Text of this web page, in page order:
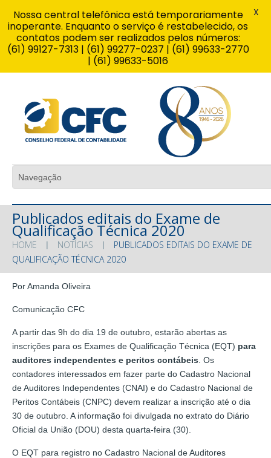
Publicados editais do Exame de
Qualificação Técnica 2020
HOME NOTÍCIAS
PUBLICADOS EDITAIS DO EXAME DE
QUALIFICAÇÃO TÉCNICA 2020
Por Amanda Oliveira
Comunicação CFC
A partir das 9h do dia 19 de outubro, estarão abertas as
inscrições para os Exames de Qualificação Técnica (EQT) para
auditores independentes e peritos contábeis . Os
contadores interessados em fazer parte do Cadastro Nacional
de Auditores Independentes (CNAI) e do Cadastro Nacional de
Peritos Contábeis (CNPC) devem realizar a inscrição até o dia
30 de outubro. A informação foi divulgada no extrato do Diário
Oficial da União (DOU) desta quarta-feira (30).
O EQT para registro no Cadastro Nacional de Auditores
Nossa central telefônica está temporariamente
inoperante. Enquanto o serviço é restabelecido, os
contatos podem ser realizados pelos números:
(61) 99127-7313 | (61) 99277-0237 | (61) 99633-2770
| (61) 99633-5016
X